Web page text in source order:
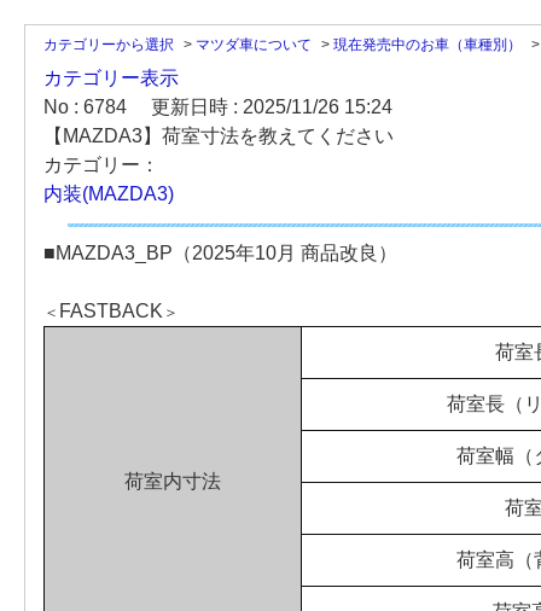
カテゴリーから選択 > マツダ車について > 現在発売中のお車（車種別）
カテゴリー表示
No : 6784
更新日時 : 2025/11/26 15:24
【MAZDA3】荷室寸法を教えてください
カテゴリー：
内装(MAZDA3)
■MAZDA3_BP（2025年10月 商品改良）
＜ FASTBACK ＞
荷室内寸法
荷室
荷室長（
荷室幅（
荷
荷室高（